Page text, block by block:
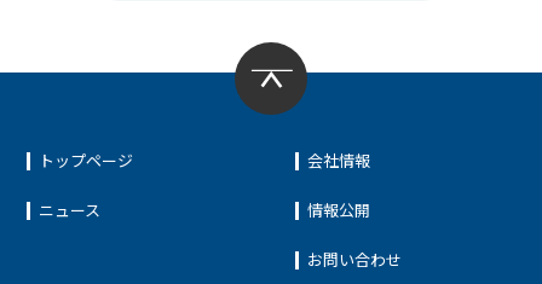
トップページ
ニュース
会社情報
情報公開
お問い合わせ